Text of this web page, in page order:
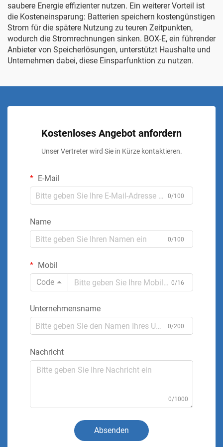
saubere Energie effizienter nutzen. Ein weiterer Vorteil ist
die Kosteneinsparung: Batterien speichern kostengünstigen
Strom für die spätere Nutzung zu teuren Zeitpunkten,
wodurch die Stromrechnungen sinken. BOX-E, ein führender
Anbieter von Speicherlösungen, unterstützt Haushalte und
Unternehmen dabei, diese Einsparfunktion zu nutzen.
Kostenloses Angebot anfordern
Unser Vertreter wird Sie in Kürze kontaktieren.
E-Mail
0/100
Name
0/100
Mobil
Code
0/16
Unternehmensname
0/200
Nachricht
0/1000
Absenden